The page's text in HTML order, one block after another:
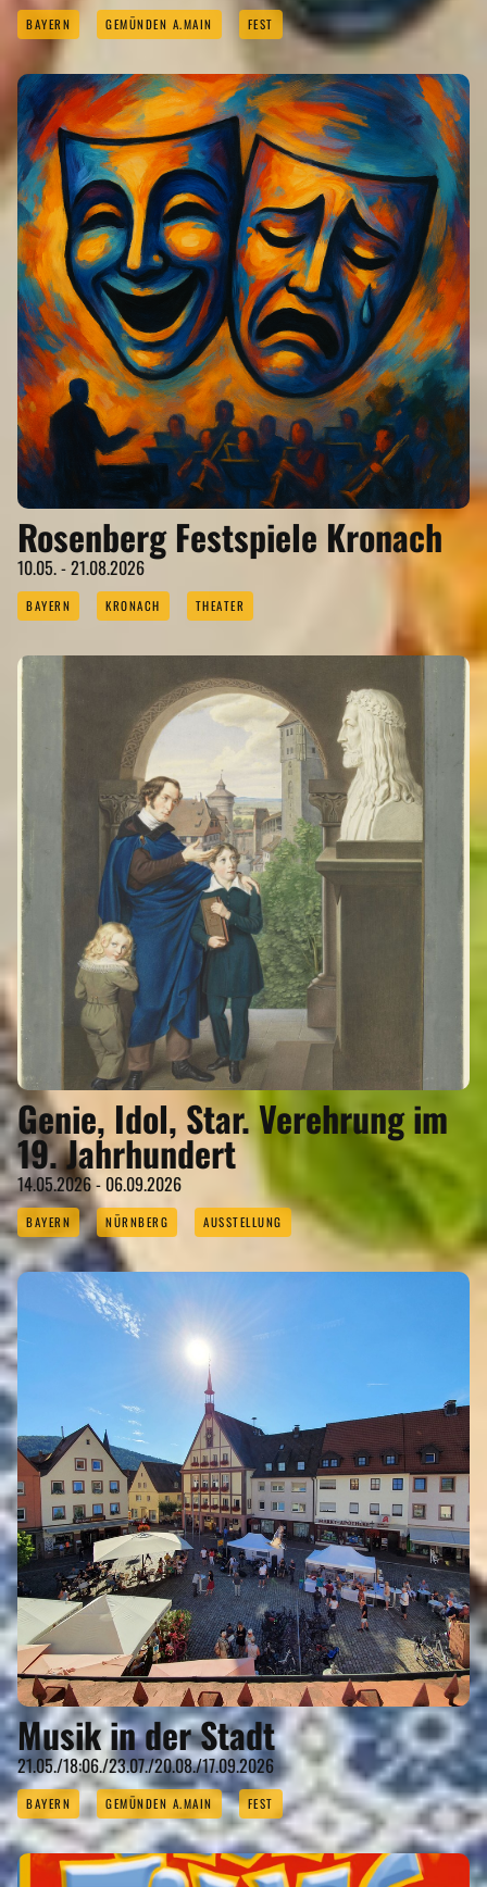
BAYERN GEMÜNDEN A.MAIN FEST
Rosenberg Festspiele Kronach
10.05. - 21.08.2026
BAYERN KRONACH THEATER
Genie, Idol, Star. Verehrung im
19. Jahrhundert
14.05.2026 - 06.09.2026
BAYERN NÜRNBERG AUSSTELLUNG
Musik in der Stadt
21.05./18:06./23.07./20.08./17.09.2026
BAYERN GEMÜNDEN A.MAIN FEST